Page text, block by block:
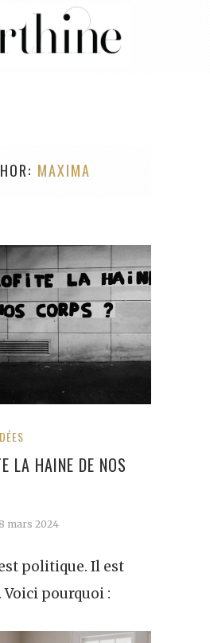
MAXIMA
LA HAINE DE NOS
8 mars 2024
politique. Il est
pourquoi :